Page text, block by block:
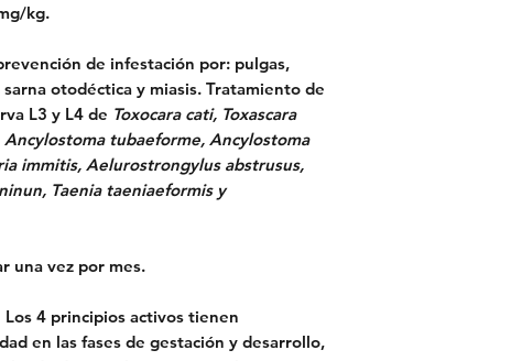
kg.
de infestación por: pulgas,
otodéctica y miasis. Tratamiento de
L3 y L4 de Toxocara cati, Toxascara
Ancylostoma tubaeforme, Ancylostoma
immitis, Aelurostrongylus abstrusus,
Taenia taeniaeformis y
una vez por mes.
Los 4 principios activos tienen
en las fases de gestación y desarrollo,